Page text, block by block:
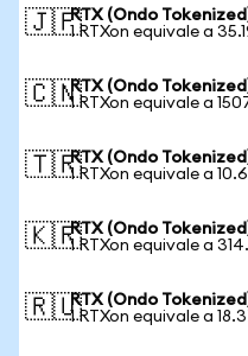
🇯🇵RTX (Ondo
1 RTXon equivale a
🇨🇳RTX (Ondo
1 RTXon equivale a
🇹🇷RTX (Ondo
1 RTXon equivale a
🇰🇷RTX (Ondo
1 RTXon equivale a
🇷🇺RTX (Ondo
1 RTXon equivale a